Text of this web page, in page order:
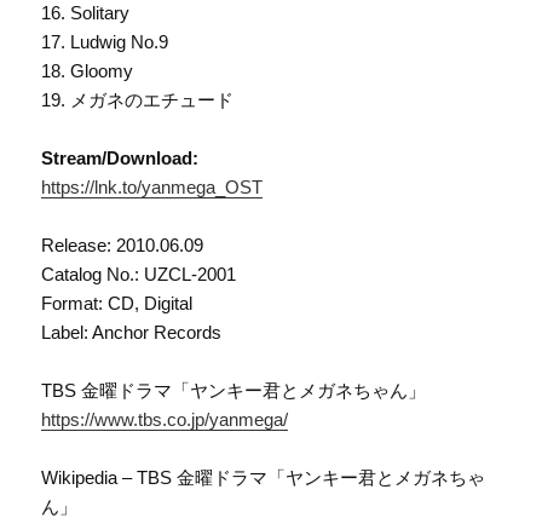
16. Solitary
17. Ludwig No.9
18. Gloomy
19. メガネのエチュード
Stream/Download:
https://lnk.to/yanmega_OST
Release: 2010.06.09
Catalog No.: UZCL-2001
Format: CD, Digital
Label: Anchor Records
TBS 金曜ドラマ「ヤンキー君とメガネちゃん」
https://www.tbs.co.jp/yanmega/
Wikipedia – TBS 金曜ドラマ「ヤンキー君とメガネちゃ
ん」